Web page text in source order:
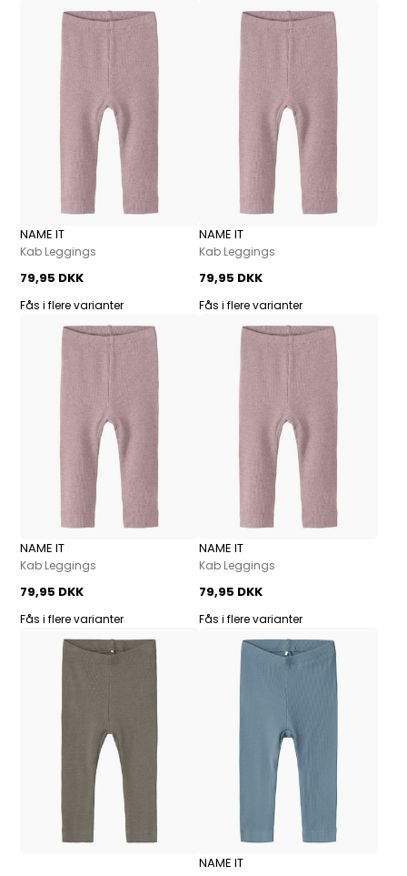
NAME IT
Kab Leggings
79,95 DKK
Fås i flere varianter
NAME IT
Kab Leggings
79,95 DKK
Fås i flere varianter
NAME IT
Kab Leggings
79,95 DKK
Fås i flere varianter
NAME IT
Kab Leggings
79,95 DKK
Fås i flere varianter
NAME IT